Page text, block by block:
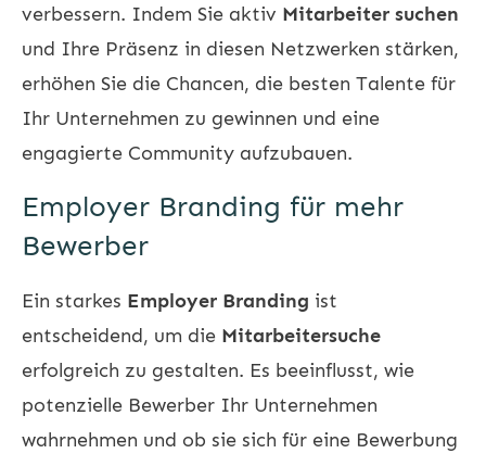
verbessern. Indem Sie aktiv Mitarbeiter suchen
und Ihre Präsenz in diesen Netzwerken stärken,
erhöhen Sie die Chancen, die besten Talente für
Ihr Unternehmen zu gewinnen und eine
engagierte Community aufzubauen.
Employer Branding für mehr
Bewerber
Ein starkes Employer Branding ist
entscheidend, um die Mitarbeitersuche
erfolgreich zu gestalten. Es beeinflusst, wie
potenzielle Bewerber Ihr Unternehmen
wahrnehmen und ob sie sich für eine Bewerbung